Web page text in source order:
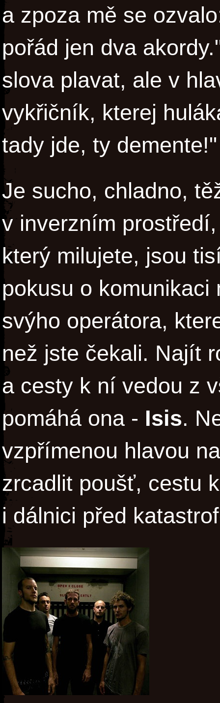
a zpoza mě se
pořád jen dva
slova plavat, ale v
vykřičník, kterej
tady jde, ty demente!"
Je sucho, chladno,
v inverzním
který milujete, jsou
pokusu o
svýho operátora,
než jste čekali. Najít
a cesty k ní vedou z
pomáhá ona - Isis.
vzpřímenou hlavou
zrcadlit poušť, cestu
i dálnici před